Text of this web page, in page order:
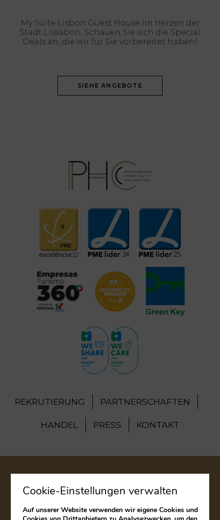
My Suite Lisbon Guest House im Herzen der
Stadt Lissabon. Schauen Sie sich die Special
Deals an, die wir für Sie vorbereitet haben!
SIEHE ANGEBOTE
REKRUTIERUNG PARTNERSCHAFTEN
HANDEL PRESS KONTAKT
Cookie-Einstellungen verwalten
Auf unserer Website verwenden wir eigene Cookies und